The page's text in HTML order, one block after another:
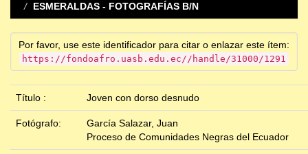
ESMERALDAS - FOTOGRAFÍAS B/N
Por favor, use este identificador para citar o enlazar este ítem:
https://fondoafro.uasb.edu.ec//handle/31000/1291
Título : Joven con dorso desnudo
Fotógrafo:
García Salazar, Juan
Proceso de Comunidades Negras del Ecuador